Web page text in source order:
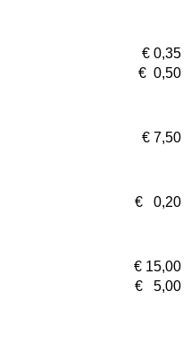
€ 0,35
€ 0,50
€ 7,50
€ 0,20
€ 15,00
€ 5,00